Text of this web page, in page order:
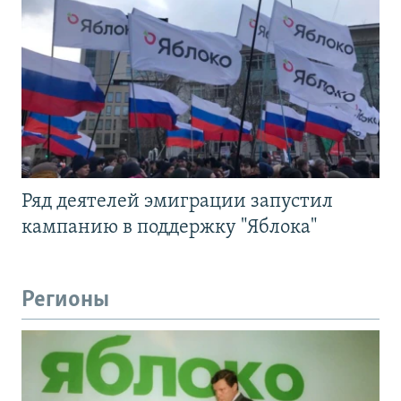
Ряд деятелей эмиграции запустил
кампанию в поддержку "Яблока"
Регионы